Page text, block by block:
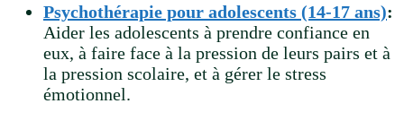
Psychothérapie pour adolescents (14-17 ans):
Aider les adolescents à prendre confiance en
eux, à faire face à la pression de leurs pairs et à
la pression scolaire, et à gérer le stress
émotionnel.